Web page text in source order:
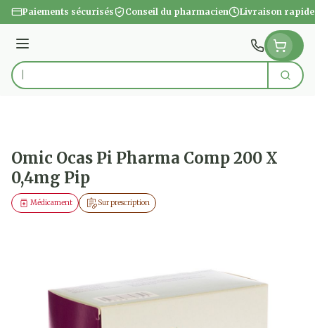
Aller au contenu
Paiements sécurisés Conseil du pharmacien Livraison rapide
Menu
Rechercher
Omic Ocas Pi Pharma Comp 200 X
0,4mg Pip
Sur prescription
Médicament